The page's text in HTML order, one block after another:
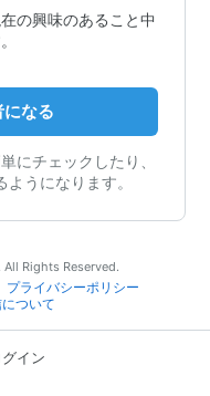
の興味のあること中
なる
にチェックしたり、
うになります。
Rights Reserved.
プライバシーポリシー
ついて
グイン